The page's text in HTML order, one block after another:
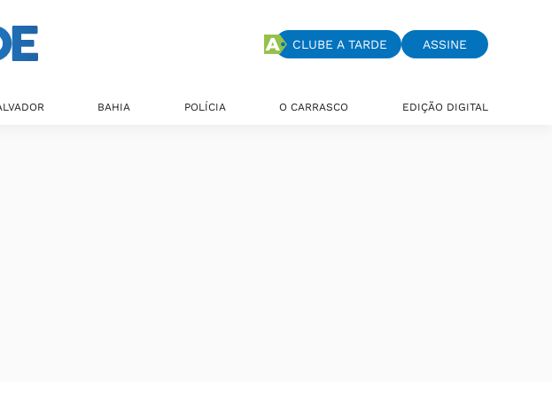
CLUBE A TARDE ASSINE
BAHIA POLÍCIA O CARRASCO EDIÇÃO DIGITAL